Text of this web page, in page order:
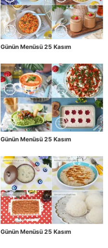
Günün Menüsü 25 Kasım
Günün Menüsü 25 Kasım
Günün Menüsü 25 Kasım